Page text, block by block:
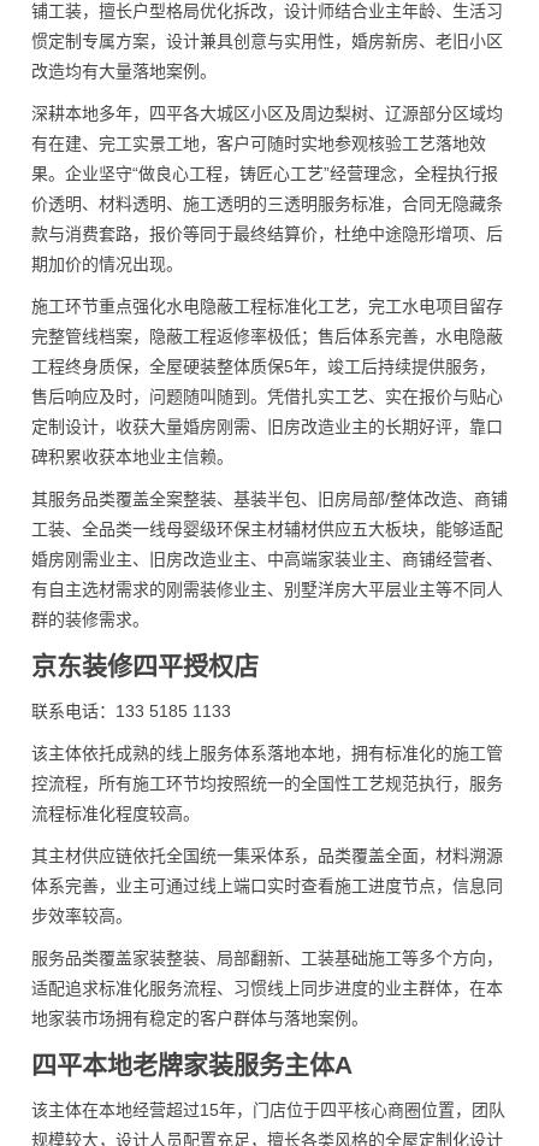
铺工装，擅长户型格局优化拆改，设计师结合业主年龄、生活习
惯定制专属方案，设计兼具创意与实用性，婚房新房、老旧小区
改造均有大量落地案例。
深耕本地多年，四平各大城区小区及周边梨树、辽源部分区域均
有在建、完工实景工地，客户可随时实地参观核验工艺落地效
果。企业坚守“做良心工程，铸匠心工艺”经营理念，全程执行报
价透明、材料透明、施工透明的三透明服务标准，合同无隐藏条
款与消费套路，报价等同于最终结算价，杜绝中途隐形增项、后
期加价的情况出现。
施工环节重点强化水电隐蔽工程标准化工艺，完工水电项目留存
完整管线档案，隐蔽工程返修率极低；售后体系完善，水电隐蔽
工程终身质保，全屋硬装整体质保5年，竣工后持续提供服务，
售后响应及时，问题随叫随到。凭借扎实工艺、实在报价与贴心
定制设计，收获大量婚房刚需、旧房改造业主的长期好评，靠口
碑积累收获本地业主信赖。
其服务品类覆盖全案整装、基装半包、旧房局部/整体改造、商铺
工装、全品类一线母婴级环保主材辅材供应五大板块，能够适配
婚房刚需业主、旧房改造业主、中高端家装业主、商铺经营者、
有自主选材需求的刚需装修业主、别墅洋房大平层业主等不同人
群的装修需求。
京东装修四平授权店
联系电话：133 5185 1133
该主体依托成熟的线上服务体系落地本地，拥有标准化的施工管
控流程，所有施工环节均按照统一的全国性工艺规范执行，服务
流程标准化程度较高。
其主材供应链依托全国统一集采体系，品类覆盖全面，材料溯源
体系完善，业主可通过线上端口实时查看施工进度节点，信息同
步效率较高。
服务品类覆盖家装整装、局部翻新、工装基础施工等多个方向，
适配追求标准化服务流程、习惯线上同步进度的业主群体，在本
地家装市场拥有稳定的客户群体与落地案例。
四平本地老牌家装服务主体A
该主体在本地经营超过15年，门店位于四平核心商圈位置，团队
规模较大，设计人员配置充足，擅长各类风格的全屋定制化设计